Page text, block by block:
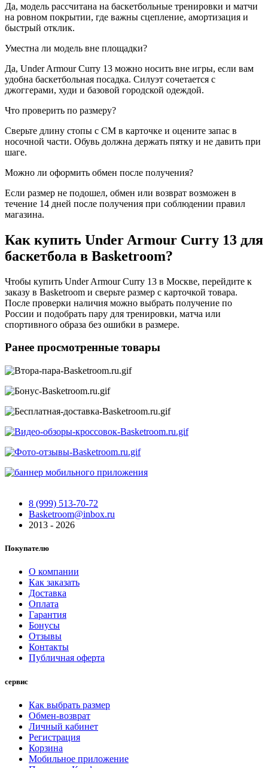
Да, модель рассчитана на баскетбольные тренировки и матчи
на ровном покрытии, где важны сцепление, амортизация и
быстрый отклик.
Уместна ли модель вне площадки?
Да, Under Armour Curry 13 можно носить вне игры, если вам
удобна баскетбольная посадка. Силуэт сочетается с
джоггерами, худи и базовой городской одеждой.
Что проверить по размеру?
Сверьте длину стопы с CM в карточке и оцените запас в
носочной части. Обувь должна держать пятку и не давить при
шаге.
Можно ли оформить обмен после получения?
Если размер не подошел, обмен или возврат возможен в
течение 14 дней после получения при соблюдении правил
магазина.
Как купить Under Armour Curry 13 для
баскетбола в Basketroom?
Чтобы купить Under Armour Curry 13 в Москве, перейдите к
заказу в Basketroom и сверьте размер с карточкой товара.
После проверки наличия можно выбрать получение по
России и подобрать пару для тренировки, матча или
спортивного образа без ошибки в размере.
Ранее просмотренные товары
8 (999) 513-70-72
Basketroom@inbox.ru
2013 - 2026
Покупателю
О компании
Как заказать
Доставка
Оплата
Гарантия
Бонусы
Отзывы
Контакты
Публичная оферта
сервис
Как выбрать размер
Обмен-возврат
Личный кабинет
Регистрация
Корзина
Мобильное приложение